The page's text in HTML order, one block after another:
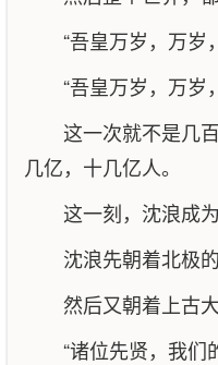
“吾皇万岁，万岁
“吾皇万岁，万岁
这一次就不是几
几亿，十几亿人。
这一刻，沈浪成
沈浪先朝着北极
然后又朝着上古
“诸位先贤，我们